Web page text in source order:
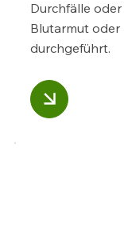
Durchfälle
Blutarmut
durchgeführt.